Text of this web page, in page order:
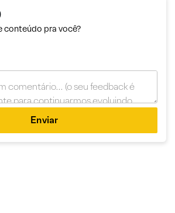
conteúdo pra você?
Enviar